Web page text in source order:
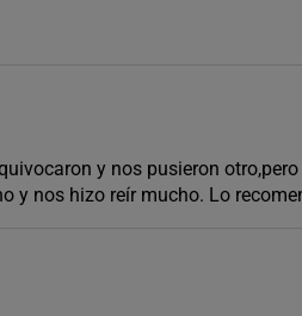
y nos pusieron
y nos hizo reír mucho. Lo